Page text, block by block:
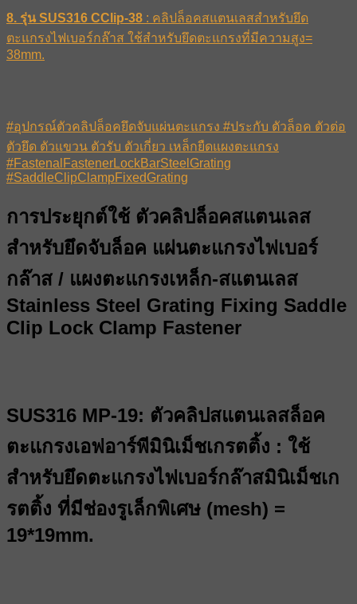
8. รุ่น SUS316 CClip-38 : คลิปล็อคสแตนเลสสำหรับยึด
ตะแกรงไฟเบอร์กล๊าส ใช้สำหรับยึดตะแกรงที่มีความสูง=
38mm.
#อุปกรณ์ตัวคลิปล็อคยึดจับแผ่นตะแกรง #ประกับ ตัวล็อค ตัวต่อ
ตัวยึด ตัวแขวน ตัวรับ ตัวเกี่ยว เหล็กยืดแผงตะแกรง
#FastenalFastenerLockBarSteelGrating
#SaddleClipClampFixedGrating
การประยุกต์ใช้ ตัวคลิปล็อคสแตนเลส
สำหรับยึดจับล็อค แผ่นตะแกรงไฟเบอร์
กล๊าส / แผงตะแกรงเหล็ก-สแตนเลส
Stainless Steel Grating Fixing Saddle
Clip Lock Clamp Fastener
SUS316 MP-19: ตัวคลิปสแตนเลสล็อค
ตะแกรงเอฟอาร์พีมินิเม็ชเกรตติ้ง : ใช้
สำหรับยึดตะแกรงไฟเบอร์กล๊าสมินิเม็ชเก
รตติ้ง ที่มีช่องรูเล็กพิเศษ (mesh) =
19*19mm.